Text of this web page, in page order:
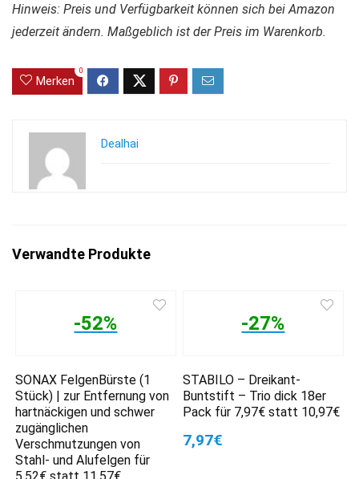
Hinweis: Preis und Verfügbarkeit können sich bei Amazon
jederzeit ändern. Maßgeblich ist der Preis im Warenkorb.
Merken
0
Dealhai
Verwandte Produkte
-52%
SONAX FelgenBürste (1
Stück) | zur Entfernung von
hartnäckigen und schwer
zugänglichen
Verschmutzungen von
Stahl- und Alufelgen für
5,52€ statt 11,57€
-27%
STABILO – Dreikant-
Buntstift – Trio dick 18er
Pack für 7,97€ statt 10,97€
7,97€